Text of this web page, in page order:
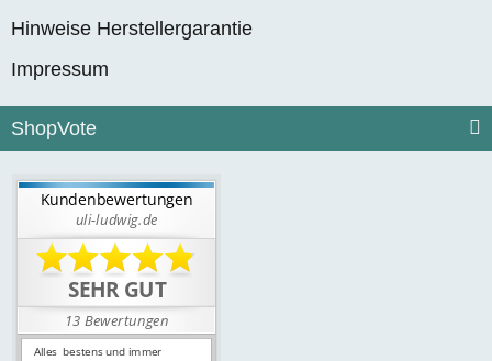
Hinweise Herstellergarantie
Impressum
ShopVote